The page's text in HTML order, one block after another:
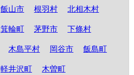
飯山市 根羽村 北相木村
箕輪町 茅野市 下條村
木島平村 岡谷市 飯島町
軽井沢町 木曽町